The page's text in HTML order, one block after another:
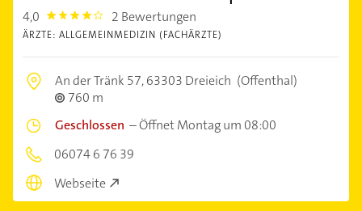
4,0 4.0 2 Bewertungen
ÄRZTE: ALLGEMEINMEDIZIN (FACHÄRZTE)
An der Tränk 57,63303 Dreieich (Offenthal)
760 m
Geschlossen –Öffnet Montag um 08:00
06074 6 76 39
Webseite